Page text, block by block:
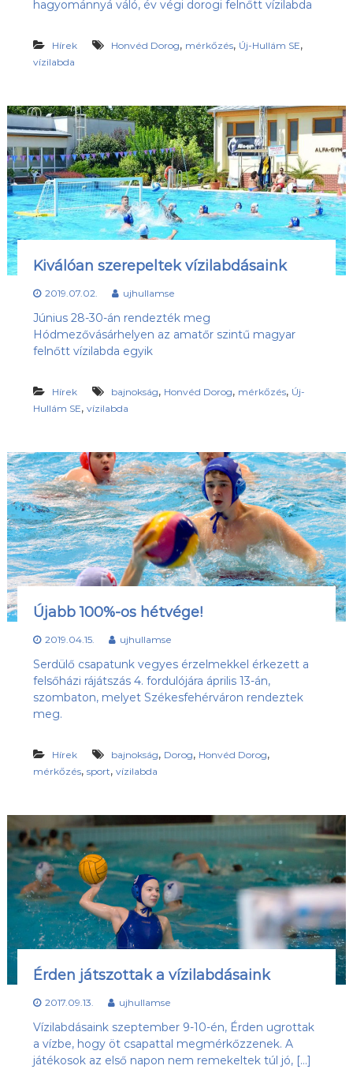
s
l
l
,
j
-
H
u
l
l
á
m
S
E
o
l
p
j
a
hagyománnyá váló, év végi dorogi felnőtt vízilabda
Hírek Honvéd Dorog, mérkőzés, Új-Hullám SE,
vízilabda
Kiválóan szerepeltek vízilabdásaink
2019.07.02. ujhullamse
Június 28-30-án rendezték meg
Hódmezővásárhelyen az amatőr szintű magyar
felnőtt vízilabda egyik
Hírek bajnokság, Honvéd Dorog, mérkőzés, Új-
Hullám SE, vízilabda
Újabb 100%-os hétvége!
2019.04.15. ujhullamse
Serdülő csapatunk vegyes érzelmekkel érkezett a
felsőházi rájátszás 4. fordulójára április 13-án,
szombaton, melyet Székesfehérváron rendeztek
meg.
Hírek bajnokság, Dorog, Honvéd Dorog,
mérkőzés, sport, vízilabda
Érden játszottak a vízilabdásaink
2017.09.13. ujhullamse
Vízilabdásaink szeptember 9-10-én, Érden ugrottak
a vízbe, hogy öt csapattal megmérkőzzenek. A
játékosok az első napon nem remekeltek túl jó, […]